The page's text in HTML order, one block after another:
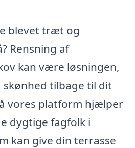
blevet træt og
Rensning af
kan være løsningen,
tilbage til dit
vores platform hjælper
dygtige fagfolk i
kan give din terrasse